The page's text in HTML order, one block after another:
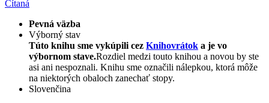
Čítaná
Pevná väzba
Výborný stav
Túto knihu sme vykúpili cez Knihovrátok a je vo
výbornom stave.Rozdiel medzi touto knihou a novou by ste
asi ani nespoznali. Knihu sme označili nálepkou, ktorá môže
na niektorých obaloch zanechať stopy.
Slovenčina